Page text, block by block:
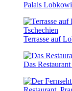
Palais
Terrasse auf
Das